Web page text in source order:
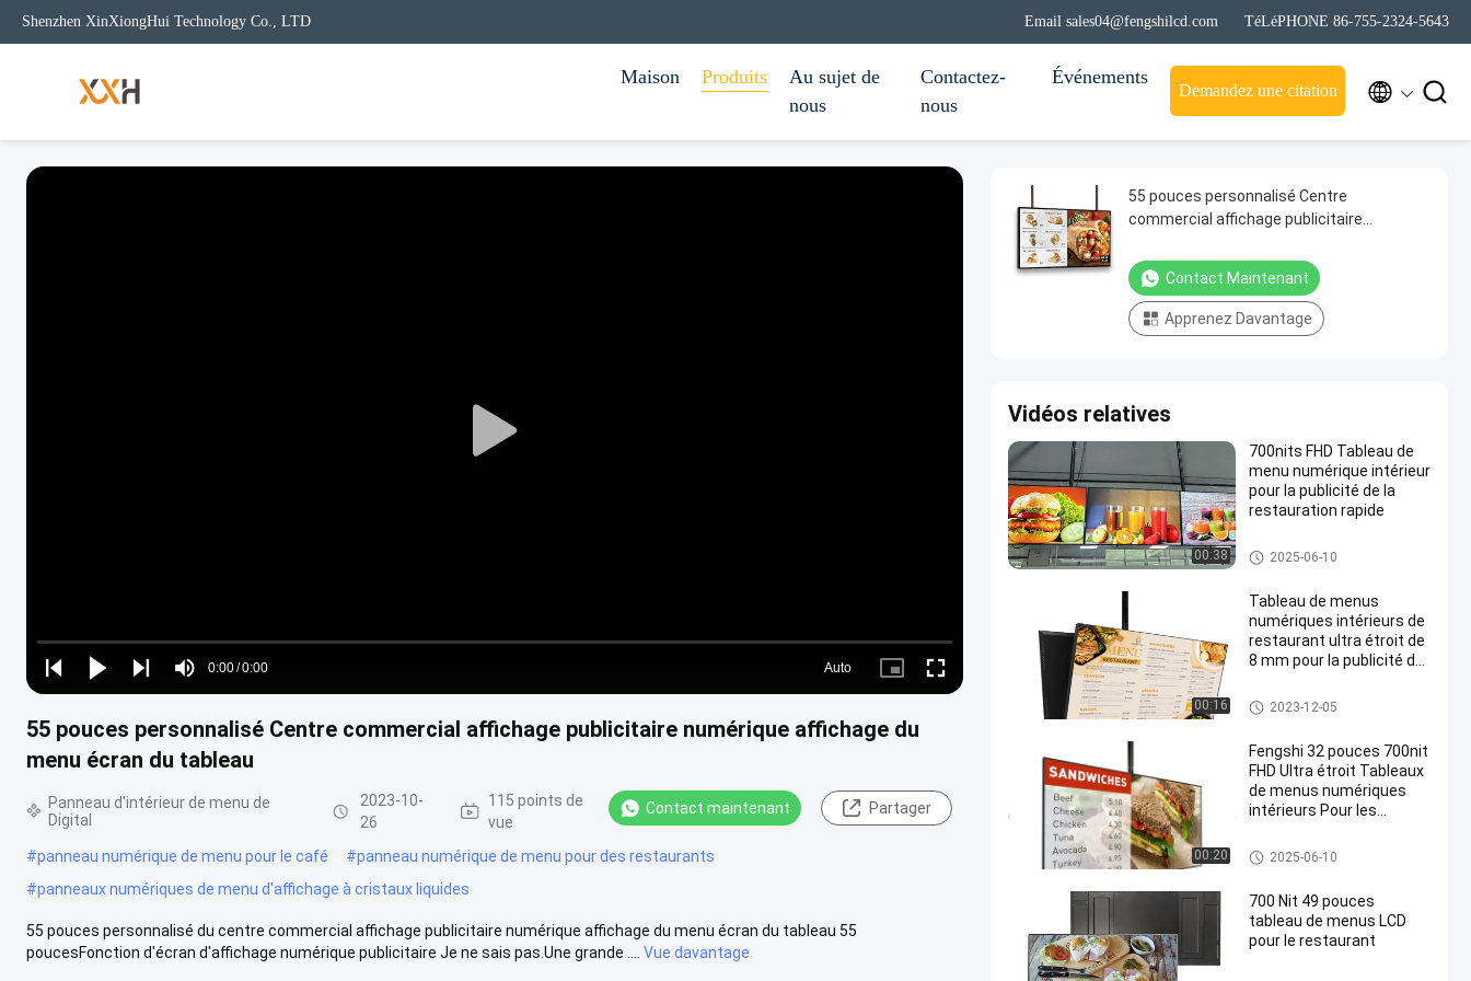
Shenzhen XinXiongHui Technology Co., LTD Email sales04@fengshilcd.com TéLéPHONE 86-755-2324-5643
Maison Produits
Au sujet de
nous
Contactez-
nous
Événements
Demandez une citation  
Play
Play
Play
Play
Mute
Time
0:00/0:00
Loaded:
0%
Auto
Picture- Fullscreen
55 pouces personnalisé Centre commercial affichage publicitaire numérique affichage du
menu écran du tableau
Panneau d'intérieur de menu de
Digital
2023-10-
26
115 points de
vue
Contact maintenant Partager
#panneau numérique de menu pour le café #panneau numérique de menu pour des restaurants
#panneaux numériques de menu d'affichage à cristaux liquides
55 pouces personnalisé du centre commercial affichage publicitaire numérique affichage du menu écran du tableau 55
poucesFonction d'écran d'affichage numérique publicitaire Je ne sais pas.Une grande ....
Vue davantage
55 pouces personnalisé Centre
commercial affichage publicitaire
tableau
Contact Maintenant
Apprenez Davantage
Vidéos relatives
00:38
700nits FHD Tableau de
menu numérique intérieur
pour la publicité de la
restauration rapide
Panneau d'intérieur de menu d
e Digital
2025-06-10
00:16
Tableau de menus
numériques intérieurs de
restaurant ultra étroit de
8 mm pour la publicité de
Panneau d'intérieur de menu d
e Digital
2023-12-05
00:20
Fengshi 32 pouces 700nit
FHD Ultra étroit Tableaux
de menus numériques
intérieurs Pour les
Panneau d'intérieur de menu d
e Digital
2025-06-10
700 Nit 49 pouces
tableau de menus LCD
pour le restaurant